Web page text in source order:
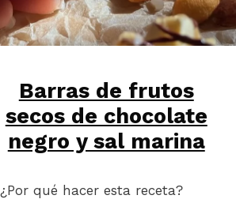
Barras de frutos
secos de chocolate
negro y sal marina
¿Por qué hacer esta receta?